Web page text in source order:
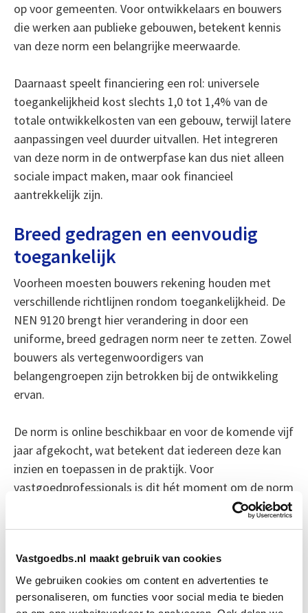
Vastgoedbs.nl maakt gebruik van cookies
We gebruiken cookies om content en advertenties te
personaliseren, om functies voor social media te bieden
op voor gemeenten. Voor ontwikkelaars en bouwers
die werken aan publieke gebouwen, betekent kennis
van deze norm een belangrijke meerwaarde.
Daarnaast speelt financiering een rol: universele
toegankelijkheid kost slechts 1,0 tot 1,4% van de
totale ontwikkelkosten van een gebouw, terwijl latere
aanpassingen veel duurder uitvallen. Het integreren
van deze norm in de ontwerpfase kan dus niet alleen
sociale impact maken, maar ook financieel
aantrekkelijk zijn.
Breed gedragen en eenvoudig
toegankelijk
Voorheen moesten bouwers rekening houden met
verschillende richtlijnen rondom toegankelijkheid. De
NEN 9120 brengt hier verandering in door een
uniforme, breed gedragen norm neer te zetten. Zowel
bouwers als vertegenwoordigers van
belangengroepen zijn betrokken bij de ontwikkeling
ervan.
De norm is online beschikbaar en voor de komende vijf
jaar afgekocht, wat betekent dat iedereen deze kan
inzien en toepassen in de praktijk. Voor
vastgoedprofessionals is dit hét moment om de norm
te omarmen en toegankelijk bouwen de standaard te
Bron: aannemervak.nl
Boeiend verhaal? Duik dan eens